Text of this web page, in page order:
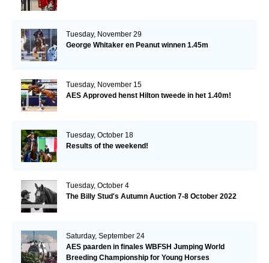
Tuesday, November 29
George Whitaker en Peanut winnen 1.45m
Tuesday, November 15
AES Approved henst Hilton tweede in het 1.40m!
Tuesday, October 18
Results of the weekend!
Tuesday, October 4
The Billy Stud's Autumn Auction 7-8 October 2022
Saturday, September 24
AES paarden in finales WBFSH Jumping World
Breeding Championship for Young Horses